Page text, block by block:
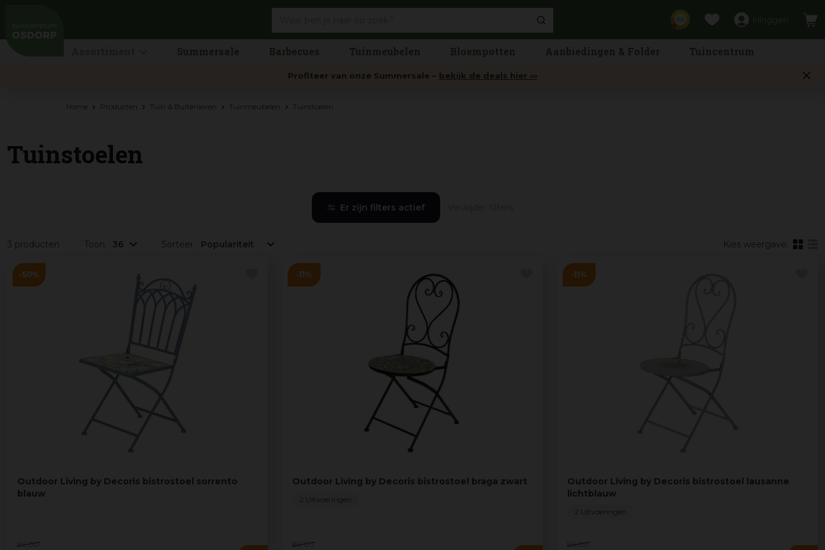
Home Producten Tuin & Buitenleven Tuinmeubelen Tuinstoelen
Summersale Barbecues Tuinmeubelen Bloempotten Aanbiedingen & Folder Tuincentrum
Profiteer van onze Summersale – bekijk de deals hier ›››
Tuinstoelen
Er zijn filters actief
3 producten Toon Sorteer Kies weergave:
Outdoor Living by Decoris bistrostoel sorrento
blauw
89 ,00
Outdoor Living by Decoris bistrostoel braga zwart
89 ,00
2 Uitvoeringen
Outdoor Living by Decoris bistrostoel lausanne
lichtblauw
89 ,00
2 Uitvoeringen